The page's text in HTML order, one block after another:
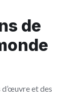
de
et des